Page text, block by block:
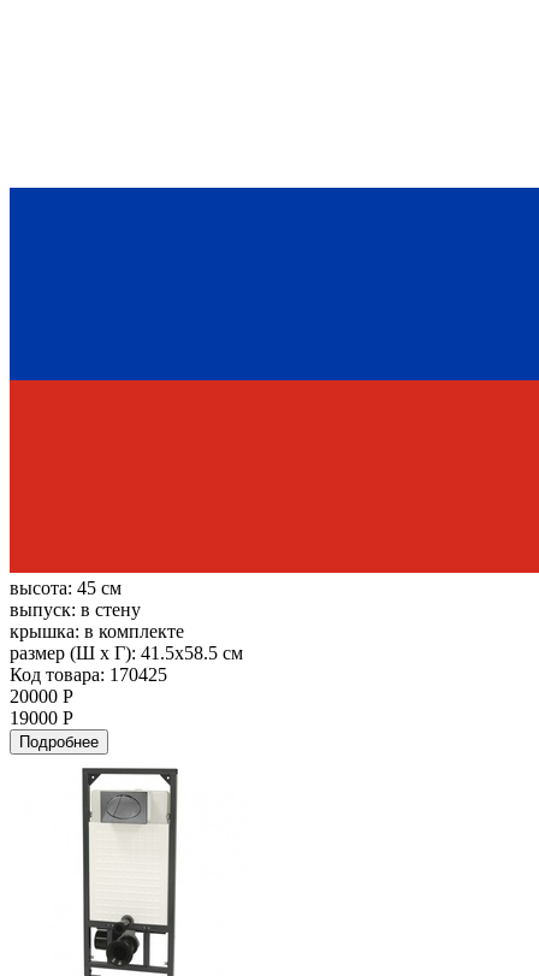
высота: 45 см
выпуск: в стену
крышка: в комплекте
размер (Ш х Г): 41.5x58.5 см
Код товара: 170425
20000 Р
19000 Р
Подробнее